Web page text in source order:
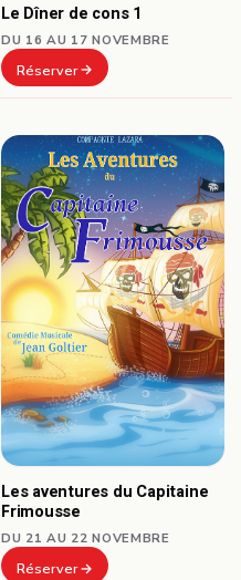
Le Dîner de cons 1
DU 16 AU 17 NOVEMBRE
Réserver
Les aventures du Capitaine
Frimousse
DU 21 AU 22 NOVEMBRE
Réserver